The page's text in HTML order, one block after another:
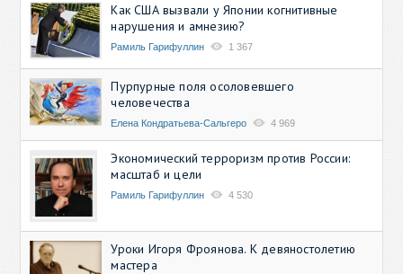
Как США вызвали у Японии когнитивные
нарушения и амнезию?
Рамиль Гарифуллин 1 367
Пурпурные поля осоловевшего
человечества
Елена Кондратьева-Сальгеро 4 969
Экономический терроризм против России:
масштаб и цели
Рамиль Гарифуллин 4 530
Уроки Игоря Фроянова. К девяностолетию
мастера